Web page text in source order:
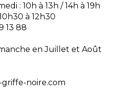
: 10h à 13h / 14h à 19h
à 12h30
13 88
en Juillet et Août
noire.com